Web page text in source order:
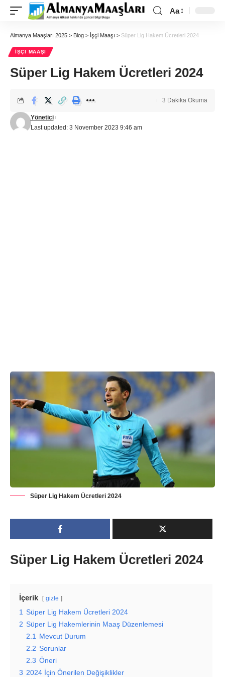
Aa
Almanya Maaşları 2025 > Blog > İşçi Maaşı > Süper Lig Hakem Ücretleri 2024
İŞÇI MAAŞI
Süper Lig Hakem Ücretleri 2024
Last updated: 3 November 2023 9:46 am
Yönetici
3 Dakika Okuma
Süper Lig Hakem Ücretleri 2024
Süper Lig Hakem Ücretleri 2024
İçerik gizle
1 Süper Lig Hakem Ücretleri 2024
2 Süper Lig Hakemlerinin Maaş Düzenlemesi
2.1
Mevcut Durum
2.2 Sorunlar
2.3 Öneri
3 2024 İçin Önerilen Değişiklikler